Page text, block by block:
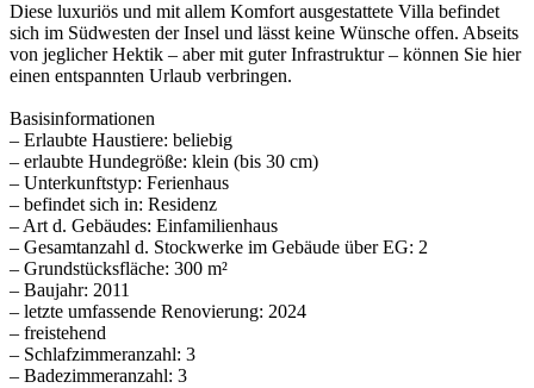
Diese luxuriös und mit allem Komfort ausgestattete Villa befindet
sich im Südwesten der Insel und lässt keine Wünsche offen. Abseits
von jeglicher Hektik – aber mit guter Infrastruktur – können Sie hier
einen entspannten Urlaub verbringen.
Basisinformationen
– Erlaubte Haustiere: beliebig
– erlaubte Hundegröße: klein (bis 30 cm)
– Unterkunftstyp: Ferienhaus
– befindet sich in: Residenz
– Art d. Gebäudes: Einfamilienhaus
– Gesamtanzahl d. Stockwerke im Gebäude über EG: 2
– Grundstücksfläche: 300 m²
– Baujahr: 2011
– letzte umfassende Renovierung: 2024
– freistehend
– Schlafzimmeranzahl: 3
– Badezimmeranzahl: 3